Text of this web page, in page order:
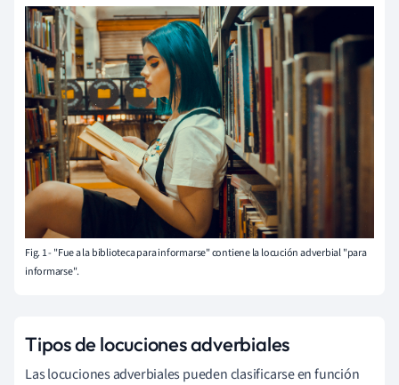
Fig. 1 - "Fue a la biblioteca para informarse" contiene la locución adverbial "para
informarse".
Tipos de locuciones adverbiales
Las locuciones adverbiales pueden clasificarse en función